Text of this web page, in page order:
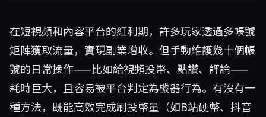
在短視頻和內容平台的紅利期，許多玩家透過多帳號
矩陣獲取流量，實現副業增收。但手動維護幾十個帳
號的日常操作——比如給視頻投幣、點讚、評論——
耗時巨大，且容易被平台判定為機器行為。有沒有一
種方法，既能高效完成刷投幣量（如B站硬幣、抖音